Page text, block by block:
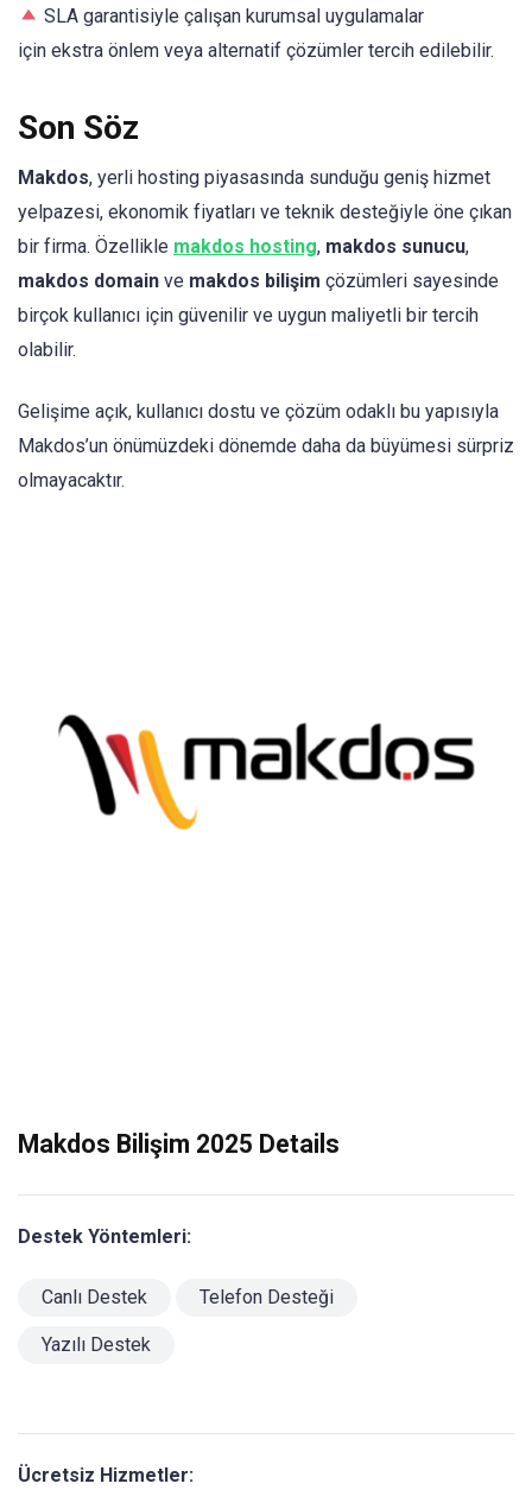
SLA garantisiyle çalışan kurumsal uygulamalar
için ekstra önlem veya alternatif çözümler tercih edilebilir.
Son Söz
Makdos, yerli hosting piyasasında sunduğu geniş hizmet
yelpazesi, ekonomik fiyatları ve teknik desteğiyle öne çıkan
bir firma. Özellikle makdos hosting, makdos sunucu,
makdos domain ve makdos bilişim çözümleri sayesinde
birçok kullanıcı için güvenilir ve uygun maliyetli bir tercih
olabilir.
Gelişime açık, kullanıcı dostu ve çözüm odaklı bu yapısıyla
Makdos’un önümüzdeki dönemde daha da büyümesi sürpriz
olmayacaktır.
Makdos Bilişim 2025 Details
Destek Yöntemleri:
Canlı Destek Telefon Desteği
Yazılı Destek
Ücretsiz Hizmetler: